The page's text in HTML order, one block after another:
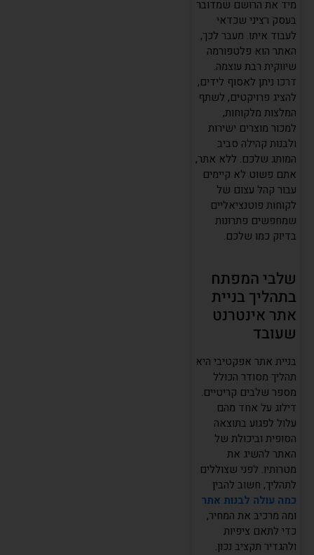
מיד את הרושם שמדובר
בעסק רציני שכדאי
לעבוד איתו. מעבר לכך,
האתר הוא פלטפורמה
שיווקית רבת עוצמה.
דרכו ניתן לאסוף לידים,
להציג פרויקטים, לשתף
המלצות מלקוחות,
למכור מוצרים ישירות
ולבנות קהילה סביב
המותג שלכם. ללא אתר,
אתם פשוט לא קיימים
עבור קהל עצום של
לקוחות פוטנציאליים
שמחפשים פתרונות
בדיוק כמו שלכם.
שלבי המפתח
בתהליך בניית
אתר אינטרנט
שעובד
בניית אתר אפקטיבי היא
תהליך מסודר הכולל
מספר שלבים קריטיים.
דילוג על אחד מהם
עלול לפגוע בתוצאה
הסופית וביכולת של
האתר להשיג את
מטרותיו. לפני שצוללים
לתהליך, חשוב להבין
כמה עולה לבנות אתר
ומה מרכיב את המחיר,
כדי לתאם ציפיות
ולהגדיר תקציב נכון.